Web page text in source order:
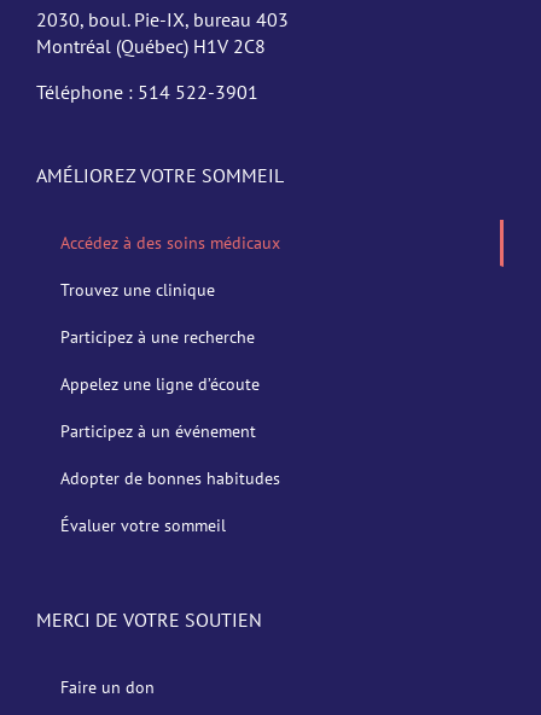
2030, boul. Pie-IX, bureau 403
Montréal (Québec) H1V 2C8
Téléphone : 514 522-3901
AMÉLIOREZ VOTRE SOMMEIL
Accédez à des soins médicaux
Trouvez une clinique
Participez à une recherche
Appelez une ligne d’écoute
Participez à un événement
Adopter de bonnes habitudes
Évaluer votre sommeil
MERCI DE VOTRE SOUTIEN
Faire un don